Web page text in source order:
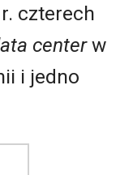
czterech
centerw
i jedno